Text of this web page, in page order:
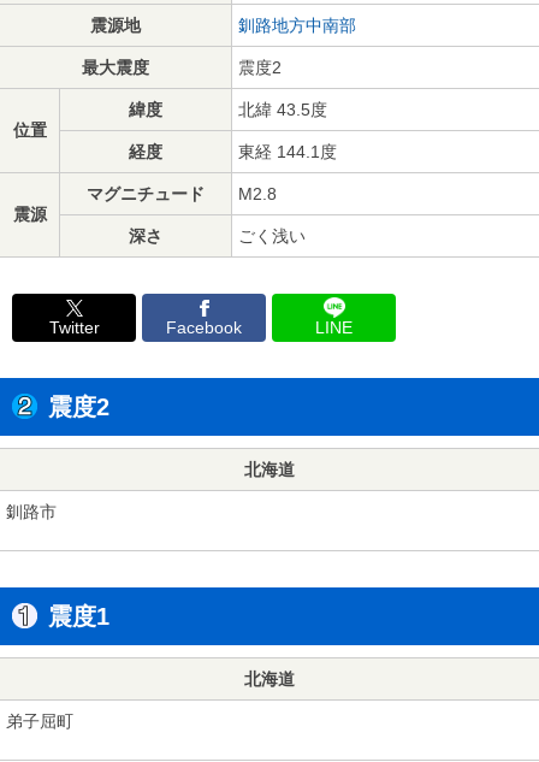
震源地 釧路地方中南部
最大震度 震度2
位置
緯度 北緯 43.5度
経度 東経 144.1度
震源
マグニチュード M2.8
深さ ごく浅い
Twitter Facebook LINE
震度2
北海道
釧路市
震度1
北海道
弟子屈町